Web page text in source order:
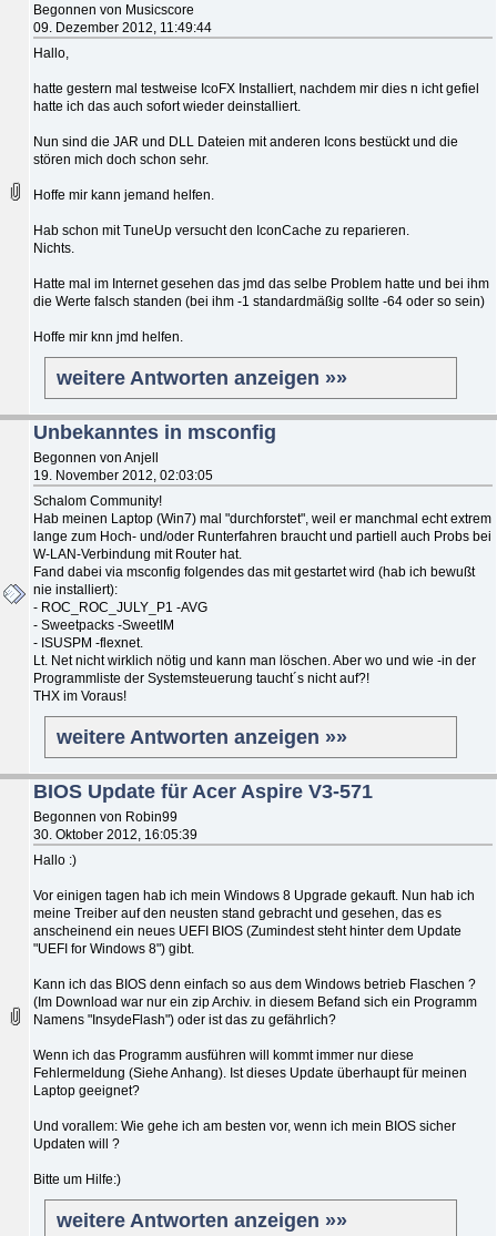
Begonnen von Musicscore
09. Dezember 2012, 11:49:44
Hallo,
hatte gestern mal testweise IcoFX Installiert, nachdem mir dies n icht gefiel
hatte ich das auch sofort wieder deinstalliert.
Nun sind die JAR und DLL Dateien mit anderen Icons bestückt und die
stören mich doch schon sehr.
Hoffe mir kann jemand helfen.
Hab schon mit TuneUp versucht den IconCache zu reparieren.
Nichts.
Hatte mal im Internet gesehen das jmd das selbe Problem hatte und bei ihm
die Werte falsch standen (bei ihm -1 standardmäßig sollte -64 oder so sein)
Hoffe mir knn jmd helfen.
weitere Antworten anzeigen »»
Unbekanntes in msconfig
Begonnen von Anjell
19. November 2012, 02:03:05
Schalom Community!
Hab meinen Laptop (Win7) mal "durchforstet", weil er manchmal echt extrem
lange zum Hoch- und/oder Runterfahren braucht und partiell auch Probs bei
W-LAN-Verbindung mit Router hat.
Fand dabei via msconfig folgendes das mit gestartet wird (hab ich bewußt
nie installiert):
- ROC_ROC_JULY_P1 -AVG
- Sweetpacks -SweetIM
- ISUSPM -flexnet.
Lt. Net nicht wirklich nötig und kann man löschen. Aber wo und wie -in der
Programmliste der Systemsteuerung taucht´s nicht auf?!
THX im Voraus!
weitere Antworten anzeigen »»
BIOS Update für Acer Aspire V3-571
Begonnen von Robin99
30. Oktober 2012, 16:05:39
Hallo :)
Vor einigen tagen hab ich mein Windows 8 Upgrade gekauft. Nun hab ich
meine Treiber auf den neusten stand gebracht und gesehen, das es
anscheinend ein neues UEFI BIOS (Zumindest steht hinter dem Update
"UEFI for Windows 8") gibt.
Kann ich das BIOS denn einfach so aus dem Windows betrieb Flaschen ?
(Im Download war nur ein zip Archiv. in diesem Befand sich ein Programm
Namens "InsydeFlash") oder ist das zu gefährlich?
Wenn ich das Programm ausführen will kommt immer nur diese
Fehlermeldung (Siehe Anhang). Ist dieses Update überhaupt für meinen
Laptop geeignet?
Und vorallem: Wie gehe ich am besten vor, wenn ich mein BIOS sicher
Updaten will ?
Bitte um Hilfe:)
weitere Antworten anzeigen »»